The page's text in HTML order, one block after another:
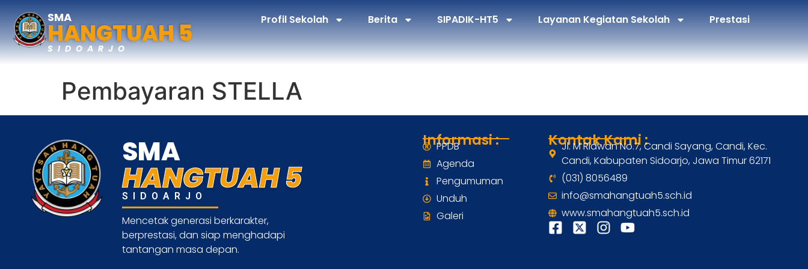
SMA
HANGTUAH 5
SIDOARJO
Profil Sekolah Berita SIPADIK-HT5 Layanan Kegiatan Sekolah Prestasi
Pembayaran STELLA
SMA
HANGTUAH 5
SIDOARJO
Mencetak generasi berkarakter,
berprestasi, dan siap menghadapi
tantangan masa depan.
Informasi :
PPDB
Agenda
Pengumuman
Unduh
Galeri
Kontak Kami :
Jl. M Ridwan No.7, Candi Sayang, Candi, Kec.
Candi, Kabupaten Sidoarjo, Jawa Timur 62171
(031) 8056489
info@smahangtuah5.sch.id
www.smahangtuah5.sch.id